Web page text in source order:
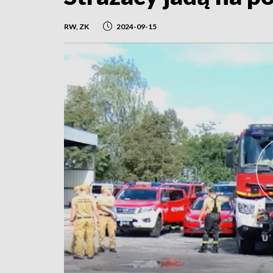
RW, ZK 2024-09-15